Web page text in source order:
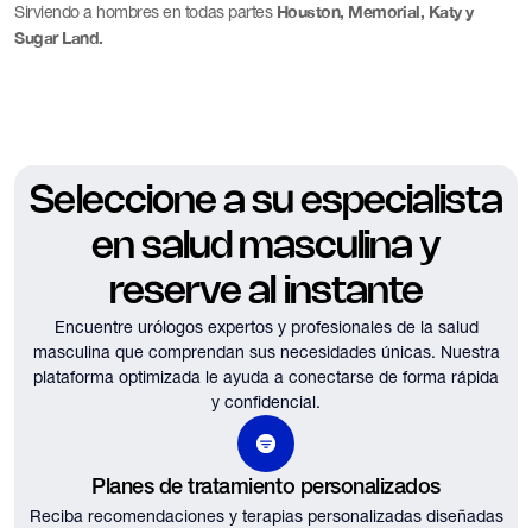
Sirviendo a hombres en todas partes Houston, Memorial, Katy y
Sugar Land.
Seleccione a su especialista
en salud masculina y
reserve al instante
Encuentre urólogos expertos y profesionales de la salud
masculina que comprendan sus necesidades únicas. Nuestra
plataforma optimizada le ayuda a conectarse de forma rápida
y confidencial.
Planes de tratamiento personalizados
Reciba recomendaciones y terapias personalizadas diseñadas